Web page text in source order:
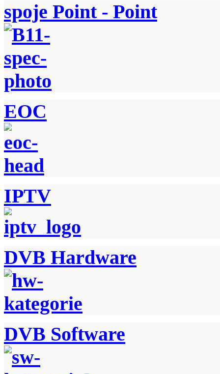
spoje Point - Point
EOC
IPTV
DVB Hardware
DVB Software